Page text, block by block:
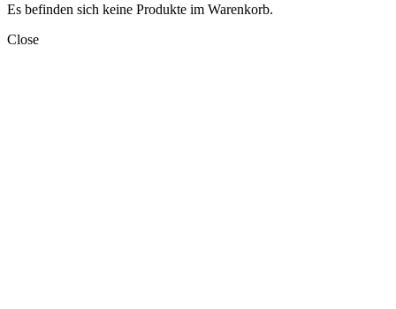
Es befinden sich keine Produkte im Warenkorb.
Close